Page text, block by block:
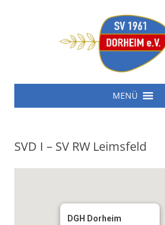
SV 1961 Dorheim e.V.
Zum
MENÜ
SVD I – SV RW Leimsfeld
DGH Dorheim